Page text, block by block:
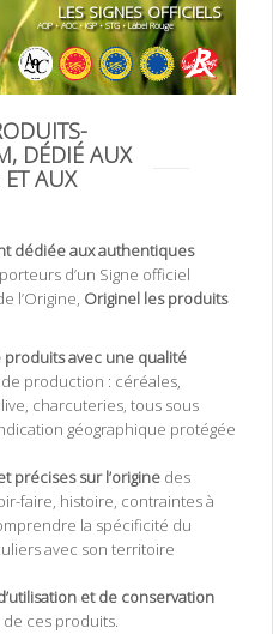
LES SIGNES OFFICIELS
AOP • AOC • IGP • STG • Label Rouge
DÉDIÉ AUX
ET AUX
dédiée aux authentiques
porteurs d’un Signe officiel
l’Origine, Originel les produits
produits avec une qualité
de production : céréales,
charcuteries, tous sous
géographique protégée
précises sur l’origine des
faire, histoire, contraintes à
la spécificité du
avec son territoire
et de conservation
ces produits.